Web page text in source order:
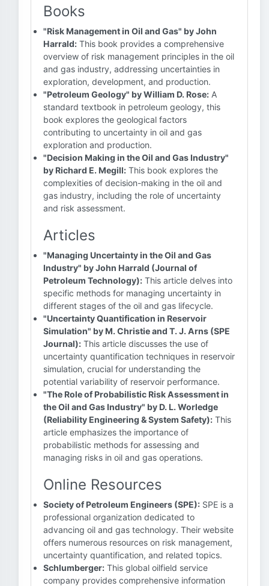
Books
"Risk Management in Oil and Gas" by John
Harrald: This book provides a comprehensive
overview of risk management principles in the oil
and gas industry, addressing uncertainties in
exploration, development, and production.
"Petroleum Geology" by William D. Rose: A
standard textbook in petroleum geology, this
book explores the geological factors
contributing to uncertainty in oil and gas
exploration and production.
"Decision Making in the Oil and Gas Industry"
by Richard E. Megill: This book explores the
complexities of decision-making in the oil and
gas industry, including the role of uncertainty
and risk assessment.
Articles
"Managing Uncertainty in the Oil and Gas
Industry" by John Harrald (Journal of
Petroleum Technology): This article delves into
specific methods for managing uncertainty in
different stages of the oil and gas lifecycle.
"Uncertainty Quantification in Reservoir
Simulation" by M. Christie and T. J. Arns (SPE
Journal): This article discusses the use of
uncertainty quantification techniques in reservoir
simulation, crucial for understanding the
potential variability of reservoir performance.
"The Role of Probabilistic Risk Assessment in
the Oil and Gas Industry" by D. L. Worledge
(Reliability Engineering & System Safety): This
article emphasizes the importance of
probabilistic methods for assessing and
managing risks in oil and gas operations.
Online Resources
Society of Petroleum Engineers (SPE): SPE is a
professional organization dedicated to
advancing oil and gas technology. Their website
offers numerous resources on risk management,
uncertainty quantification, and related topics.
Schlumberger: This global oilfield service
company provides comprehensive information